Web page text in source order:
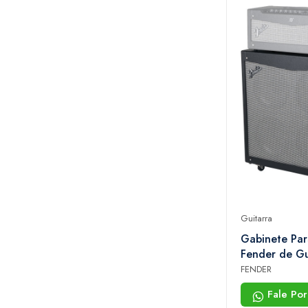
Guitarra
Gabinete
Fender de
0600 000 -
412 v2
FENDER
Fale